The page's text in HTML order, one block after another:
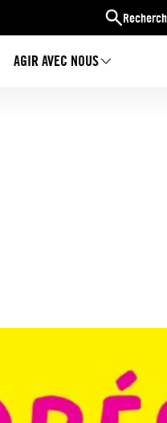
AGIR AVEC NOUS